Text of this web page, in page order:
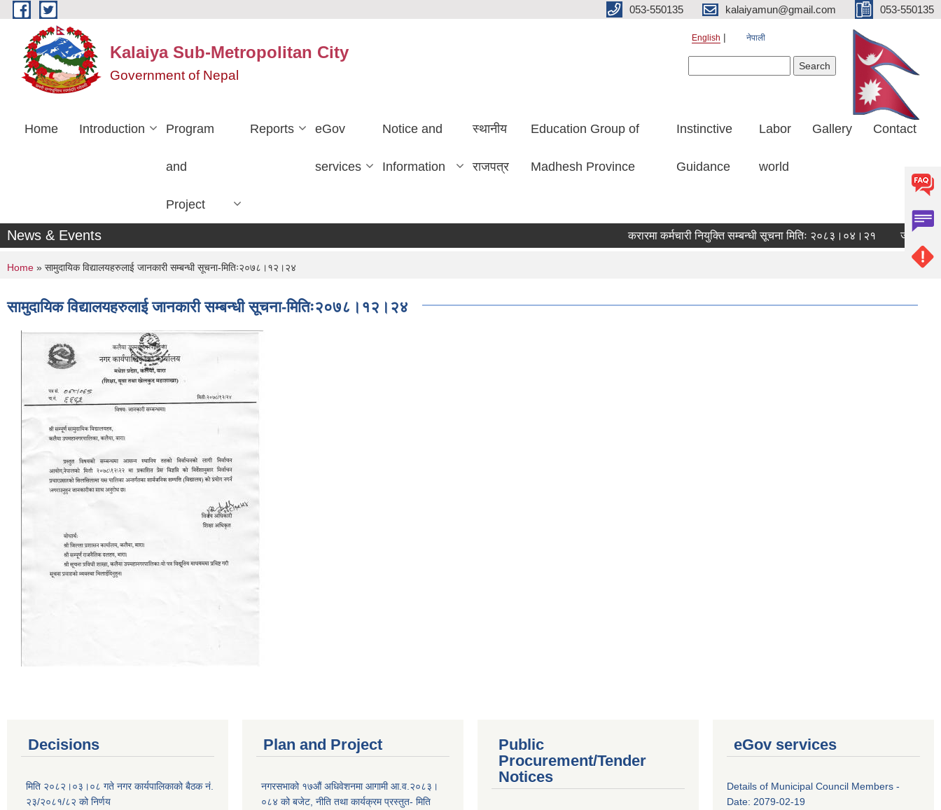
Skip to main content 053-550135 kalaiyamun@gmail.com 053-550135
Kalaiya Sub-Metropolitan City
Government of Nepal
English नेपाली
Home Introduction Program
and
Project
Reports eGov
services
Notice and
Information
स्थानीय
राजपत्र
Education Group of
Madhesh Province
Instinctive
Guidance
Labor
world
Gallery Contact
News & Events करारमा कर्मचारी नियुक्ति सम्बन्धी सूचना मितिः २०८३।०४।२१ जानकारी
You are here
Home » सामुदायिक विद्यालयहरुलाई जानकारी सम्बन्धी सूचना-मितिः२०७८।१२।२४
सामुदायिक विद्यालयहरुलाई जानकारी सम्बन्धी सूचना-मितिः२०७८।१२।२४
Decisions
मिति २०८२।०३।०८ गते नगर कार्यपालिकाको बैठक नं.
२३/२०८१/८२ को निर्णय
Plan and Project
नगरसभाको १७औं अधिवेशनमा आगामी आ.व.२०८३।
०८४ को बजेट, नीति तथा कार्यक्रम प्रस्तुत- मिति
Public
Procurement/Tender
Notices
eGov services
Details of Municipal Council Members -
Date: 2079-02-19